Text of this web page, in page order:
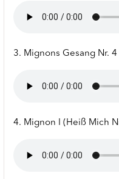
3. Mignons Gesang Nr.
4. Mignon I (Heiß Mich